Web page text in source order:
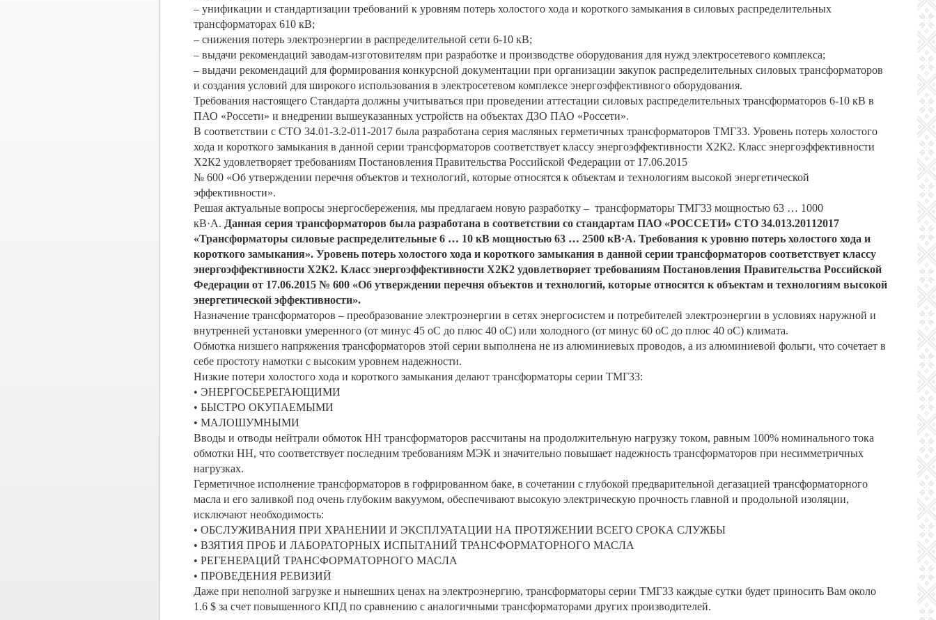
– унификации и стандартизации требований к уровням потерь холостого хода и короткого замыкания в силовых распределительных
трансформаторах 6­10 кВ;
– снижения потерь электроэнергии в распределительной сети 6-10 кВ;
– выдачи рекомендаций заводам-изготовителям при разработке и производстве оборудования для нужд электросетевого комплекса;
– выдачи рекомендаций для формирования конкурсной документации при организации закупок распределительных силовых трансформаторов
и создания условий для широкого использования в электросетевом комплексе энергоэффективного оборудования.
Требования настоящего Стандарта должны учитываться при проведении аттестации силовых распределительных трансформаторов 6-10 кВ в
ПАО «Россети» и внедрении вышеуказанных устройств на объектах ДЗО ПАО «Россети».
В соответствии с СТО 34.01-3.2-011-2017 была разработана серия масляных герметичных трансформаторов ТМГ33. Уровень потерь холостого
хода и короткого замыкания в данной серии трансформаторов соответствует классу энергоэффективности Х2К2. Класс энергоэффективности
Х2К2 удовлетворяет требованиям Постановления Правительства Российской Федерации от 17.06.2015
№ 600 «Об утверждении перечня объектов и технологий, которые относятся к объектам и технологиям высокой энергетической
эффективности».
Решая актуальные вопросы энергосбережения, мы предлагаем новую разработку – ­ трансформаторы ТМГ33 мощностью 63 … 1000
кВ·A. Данная серия трансформаторов была разработана в соответствии со стандартам ПАО «РОССЕТИ» СТО 34.01­3.2­011­2017
«Трансформаторы силовые распределительные 6­ … 10 кВ мощностью 63­ … 2500 кВ·А. Требования к уровню потерь холостого хода и
короткого замыкания». Уровень потерь холостого хода и короткого замыкания в данной серии трансформаторов соответствует классу
энергоэффективности Х2К2. Класс энергоэффективности Х2К2 удовлетворяет требованиям Постановления Правительства Российской
Федерации от 17.06.2015 № 600 «Об утверждении перечня объектов и технологий, которые относятся к объектам и технологиям высокой
энергетической эффективности».
Назначение трансформаторов – преобразование электроэнергии в сетях энергосистем и потребителей электроэнергии в условиях наружной и
внутренней установки умеренного (от минус 45 оС до плюс 40 оС) или холодного (от минус 60 оС до плюс 40 оС) климата.
Обмотка низшего напряжения трансформаторов этой серии выполнена не из алюминиевых проводов, а из алюминиевой фольги, что сочетает в
себе простоту намотки с высоким уровнем надежности.
Низкие потери холостого хода и короткого замыкания делают трансформаторы серии ТМГ33:
• ЭНЕРГОСБЕРЕГАЮЩИМИ
• БЫСТРО ОКУПАЕМЫМИ
• МАЛОШУМНЫМИ
Вводы и отводы нейтрали обмоток НН трансформаторов рассчитаны на продолжительную нагрузку током, равным 100% номинального тока
обмотки НН, что соответствует последним требованиям МЭК и значительно повышает надежность трансформаторов при несимметричных
нагрузках.
Герметичное исполнение трансформаторов в гофрированном баке, в сочетании с глубокой предварительной дегазацией трансформаторного
масла и его заливкой под очень глубоким вакуумом, обеспечивают высокую электрическую прочность главной и продольной изоляции,
исключают необходимость:
• ОБСЛУЖИВАНИЯ ПРИ ХРАНЕНИИ И ЭКСПЛУАТАЦИИ НА ПРОТЯЖЕНИИ ВСЕГО СРОКА СЛУЖБЫ
• ВЗЯТИЯ ПРОБ И ЛАБОРАТОРНЫХ ИСПЫТАНИЙ ТРАНСФОРМАТОРНОГО МАСЛА
• РЕГЕНЕРАЦИЙ ТРАНСФОРМАТОРНОГО МАСЛА
• ПРОВЕДЕНИЯ РЕВИЗИЙ
Даже при неполной загрузке и нынешних ценах на электроэнергию, трансформаторы серии ТМГ33 каждые сутки будет приносить Вам около
1.6 $ за счет повышенного КПД по сравнению с аналогичными трансформаторами других производителей.